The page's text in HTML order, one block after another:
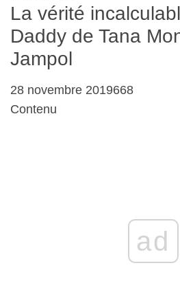
La vérité
Daddy de Tana
Jampol
28 novembre 2019668
Contenu
ad